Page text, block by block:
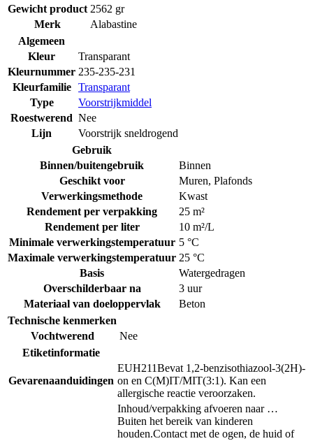
Gewicht product 2562 gr
Merk
Alabastine
Algemeen
Kleur
Transparant
Kleurnummer 235-235-231
Kleurfamilie
Transparant
Type
Voorstrijkmiddel
Roestwerend Nee
Lijn
Voorstrijk sneldrogend
Gebruik
Binnen/buitengebruik
Binnen
Geschikt voor
Muren, Plafonds
Verwerkingsmethode
Kwast
Rendement per verpakking
25 m²
Rendement per liter
10 m²/L
Minimale verwerkingstemperatuur 5 °C
Maximale verwerkingstemperatuur 25 °C
Basis
Watergedragen
Overschilderbaar na
3 uur
Materiaal van doeloppervlak
Beton
Technische kenmerken
Vochtwerend
Nee
Etiketinformatie
Gevarenaanduidingen
EUH211Bevat 1,2-benzisothiazool-3(2H)-
on en C(M)IT/MIT(3:1). Kan een
allergische reactie veroorzaken.
Inhoud/verpakking afvoeren naar …
Buiten het bereik van kinderen
houden.Contact met de ogen, de huid of